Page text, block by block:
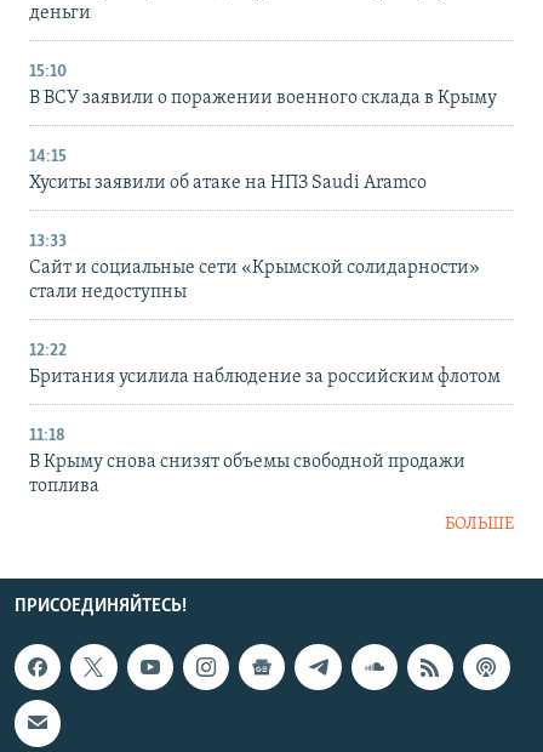
деньги
15:10
В ВСУ заявили о поражении военного склада в Крыму
14:15
Хуситы заявили об атаке на НПЗ Saudi Aramco
13:33
Сайт и социальные сети «Крымской солидарности»
стали недоступны
12:22
Британия усилила наблюдение за российским флотом
11:18
В Крыму снова снизят объемы свободной продажи
топлива
БОЛЬШЕ
ПРИСОЕДИНЯЙТЕСЬ!